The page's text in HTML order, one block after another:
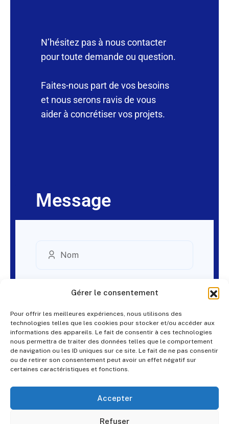
Gérer le consentement
Pour offrir les meilleures expériences, nous utilisons des
technologies telles que les cookies pour stocker et/ou accéder aux
informations des appareils. Le fait de consentir à ces technologies
nous permettra de traiter des données telles que le comportement
de navigation ou les ID uniques sur ce site. Le fait de ne pas consentir
ou de retirer son consentement peut avoir un effet négatif sur
certaines caractéristiques et fonctions.
Accepter
Refuser
N’hésitez pas à nous contacter
pour toute demande ou question.
Faites-nous part de vos besoins
et nous serons ravis de vous
aider à concrétiser vos projets.
Message